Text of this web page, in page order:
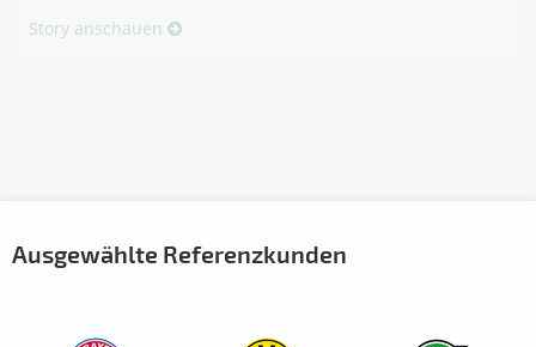
Story anschauen
Ausgewählte Referenzkunden